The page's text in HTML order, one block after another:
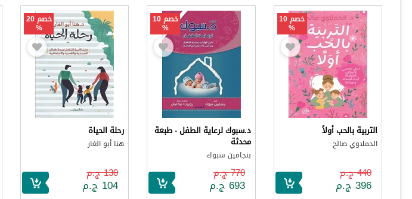
خصم 10
%
التربية بالحب أولاً
الحملاوي صالح
440 ج.م
396 ج.م
خصم 10
%
د.سبوك لرعاية الطفل - طبعة
محدثة
بنجامين سبوك
770 ج.م
693 ج.م
خصم 20
%
رحلة الحياة
هنا أبو الغار
130 ج.م
104 ج.م